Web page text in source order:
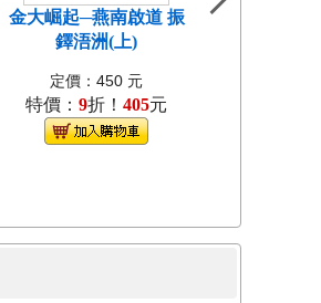
金大崛起─燕南啟道 振
鐸浯洲(上)
定價：450 元
特價： 9折！ 405元
中國近代教會